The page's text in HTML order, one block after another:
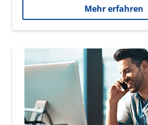
Mehr erfahren